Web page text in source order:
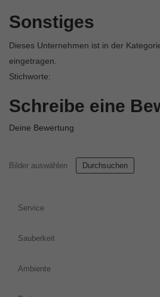
Sonstiges
Dieses Unternehmen ist in der
eingetragen.
Stichworte:
Schreibe eine
Deine Bewertung
Bilder auswählen Durchsuchen
Service
Sauberkeit
Ambiente